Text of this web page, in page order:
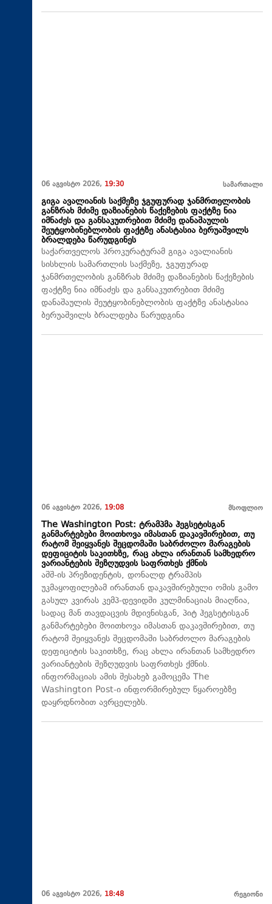
06 აგვისტო 2026, 19:30 სამართალი
გიგა ავალიანის საქმეზე ჯგუფურად ჯანმრთელობის
განზრახ მძიმე დაზიანების წაქეზების ფაქტზე ნია
იმნაძეს და განსაკუთრებით მძიმე დანაშაულის
შეუტყობინებლობის ფაქტზე ანასტასია ბერუაშვილს
ბრალდება წარუდგინეს
საქართველოს პროკურატურამ გიგა ავალიანის
სისხლის სამართლის საქმეზე, ჯგუფურად
ჯანმრთელობის განზრახ მძიმე დაზიანების წაქეზების
ფაქტზე ნია იმნაძეს და განსაკუთრებით მძიმე
დანაშაულის შეუტყობინებლობის ფაქტზე ანასტასია
ბერუაშვილს ბრალდება წარუდგინა
06 აგვისტო 2026, 19:08 მსოფლიო
The Washington Post: ტრამპმა ჰეგსეტისგან
განმარტებები მოითხოვა იმასთან დაკავშირებით, თუ
რატომ შეიყვანეს შეცდომაში საბრძოლო მარაგების
დეფიციტის საკითხზე, რაც ახლა ირანთან სამხედრო
ვარიანტების შეზღუდვის საფრთხეს ქმნის
აშშ-ის პრეზიდენტის, დონალდ ტრამპის
უკმაყოფილებამ ირანთან დაკავშირებული ომის გამო
გასულ კვირას კემპ-დევიდში კულმინაციას მიაღწია,
სადაც მან თავდაცვის მდივნისგან, პიტ ჰეგსეტისგან
განმარტებები მოითხოვა იმასთან დაკავშირებით, თუ
რატომ შეიყვანეს შეცდომაში საბრძოლო მარაგების
დეფიციტის საკითხზე, რაც ახლა ირანთან სამხედრო
ვარიანტების შეზღუდვის საფრთხეს ქმნის.
ინფორმაციას ამის შესახებ გამოცემა The
Washington Post-ი ინფორმირებულ წყაროებზე
დაყრდნობით ავრცელებს.
06 აგვისტო 2026, 18:48 რეგიონი